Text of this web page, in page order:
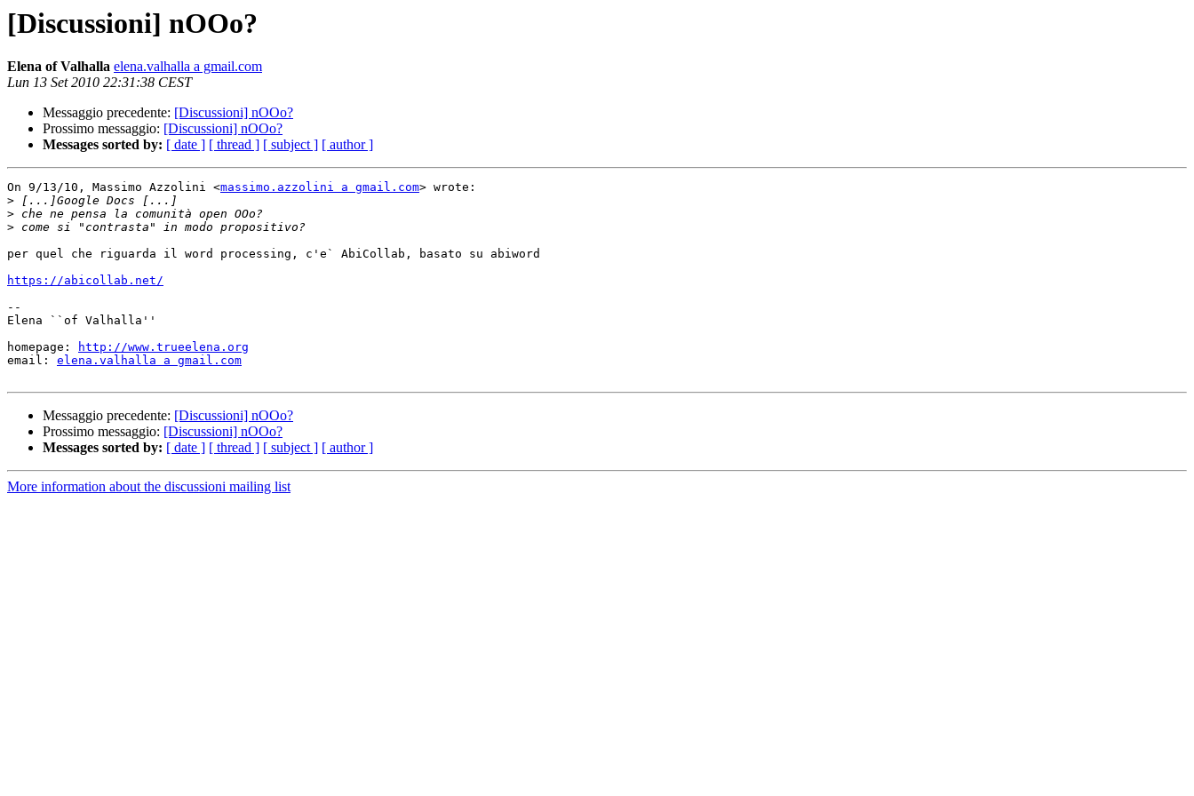
[Discussioni] nOOo?
Elena of Valhalla elena.valhalla a gmail.com
Lun 13 Set 2010 22:31:38 CEST
Messaggio precedente: [Discussioni] nOOo?
Prossimo messaggio: [Discussioni] nOOo?
Messages sorted by: [ date ] [ thread ] [ subject ] [ author ]
On 9/13/10, Massimo Azzolini <massimo.azzolini a gmail.com> wrote:
>
>
>
per quel che riguarda il word processing, c'e` AbiCollab, basato su abiword
https://abicollab.net/
--
Elena ``of Valhalla''
homepage:
http://www.trueelena.org
email: elena.valhalla a gmail.com
Messaggio precedente: [Discussioni] nOOo?
Prossimo messaggio: [Discussioni] nOOo?
Messages sorted by: [ date ] [ thread ] [ subject ] [ author ]
More information about the discussioni mailing list